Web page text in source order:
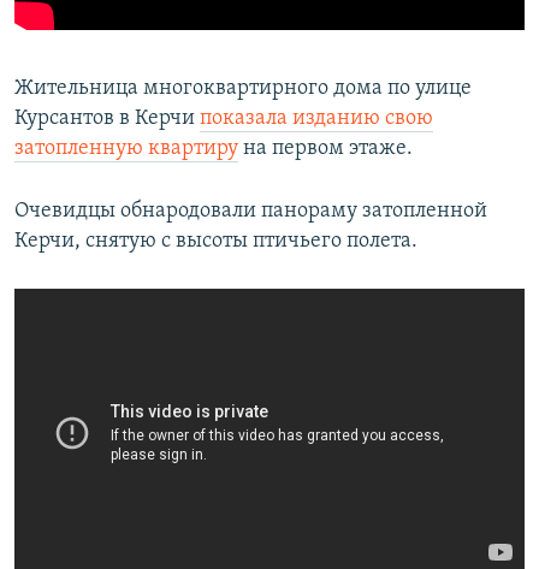
Жительница многоквартирного дома по улице
Курсантов в Керчи показала изданию свою
затопленную квартиру на первом этаже.
Очевидцы обнародовали панораму затопленной
Керчи, снятую с высоты птичьего полета.